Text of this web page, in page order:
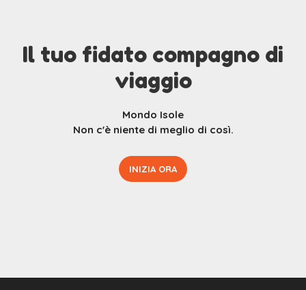
Il tuo fidato compagno di
viaggio
Mondo Isole
Non c'è niente di meglio di così.
INIZIA ORA